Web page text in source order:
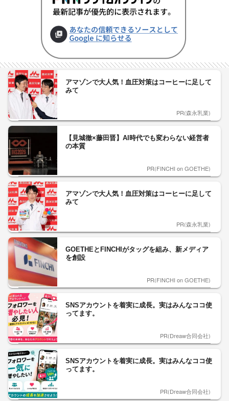
アマゾンで大人気！血圧対策はコーヒーに足して
みて
PR(森永乳業)
【見城徹×藤田晋】AI時代でも変わらない経営者
の本質
PR(FINCHI on GOETHE)
アマゾンで大人気！血圧対策はコーヒーに足して
みて
PR(森永乳業)
GOETHEとFINCHIがタッグを組み、新メディア
を創設
PR(FINCHI on GOETHE)
SNSアカウントを着実に成長。実はみんなココ使
ってます。
PR(Dreaw合同会社)
SNSアカウントを着実に成長。実はみんなココ使
ってます。
PR(Dreaw合同会社)